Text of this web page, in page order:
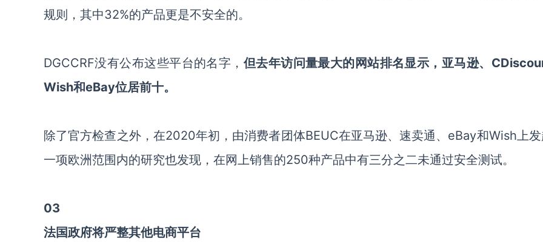
规则，其中32%的产品更是不安全的。
DGCCRF没有公布这些平台的名字， 但去年访问量最大的网站排名显示，亚马逊、
Wish和eBay位居前十。
除了官方检查之外，在2020年初，由消费者团体BEUC在亚马逊、速卖通、eBay和Wish上
一项欧洲范围内的研究也发现，在网上销售的250种产品中有三分之二未通过安全测试。
03
法国政府将严整其他电商平台